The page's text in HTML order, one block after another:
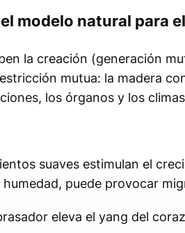
modelo natural para
la creación (generación
mutua: la madera
los órganos y los climas
suaves estimulan el
puede provocar
eleva el yang del